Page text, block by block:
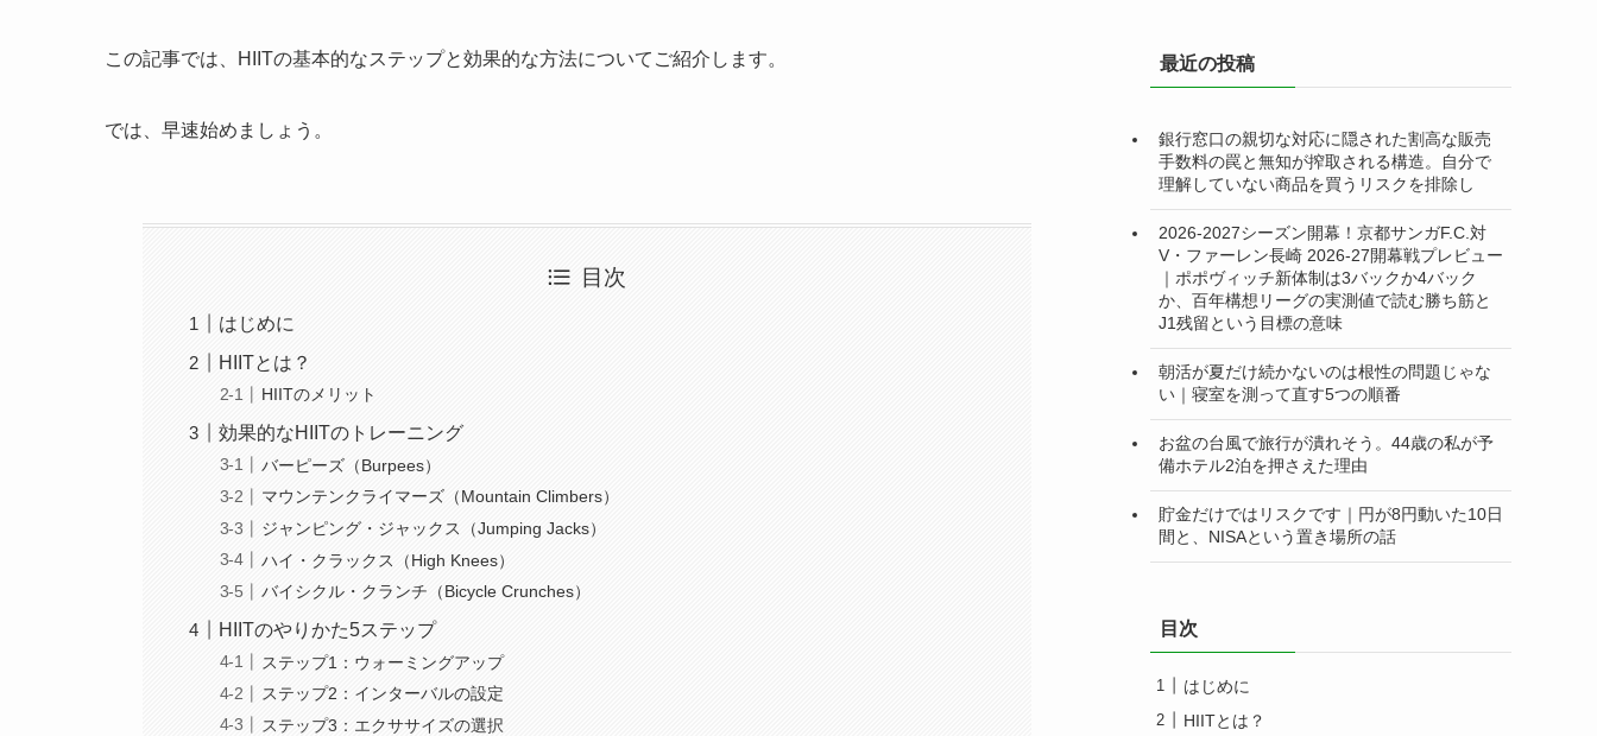
この記事では、HIITの基本的なステップと効果的な方法についてご紹介します。
では、早速始めましょう。
目次
はじめに
HIITとは？
HIITのメリット
効果的なHIITのトレーニング
バーピーズ（Burpees）
マウンテンクライマーズ（Mountain Climbers）
ジャンピング・ジャックス（Jumping Jacks）
ハイ・クラックス（High Knees）
バイシクル・クランチ（Bicycle Crunches）
HIITのやりかた5ステップ
ステップ1：ウォーミングアップ
ステップ2：インターバルの設定
ステップ3：エクササイズの選択
ー最近の投稿
銀行窓口の親切な対応に隠された割高な販売
手数料の罠と無知が搾取される構造。自分で
理解していない商品を買うリスクを排除し
2026-2027シーズン開幕！京都サンガF.C.対
V・ファーレン長崎 2026-27開幕戦プレビュー
｜ポポヴィッチ新体制は3バックか4バック
か、百年構想リーグの実測値で読む勝ち筋と
J1残留という目標の意味
朝活が夏だけ続かないのは根性の問題じゃな
い｜寝室を測って直す5つの順番
お盆の台風で旅行が潰れそう。44歳の私が予
備ホテル2泊を押さえた理由
貯金だけではリスクです｜円が8円動いた10日
間と、NISAという置き場所の話
目次
はじめに
HIITとは？